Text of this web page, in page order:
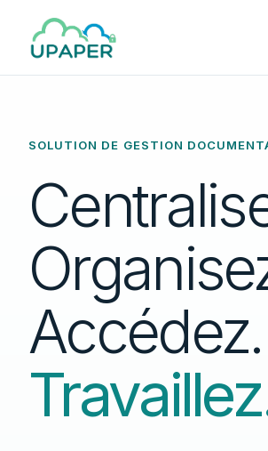
SOLUTION DE GESTION
Accédez.